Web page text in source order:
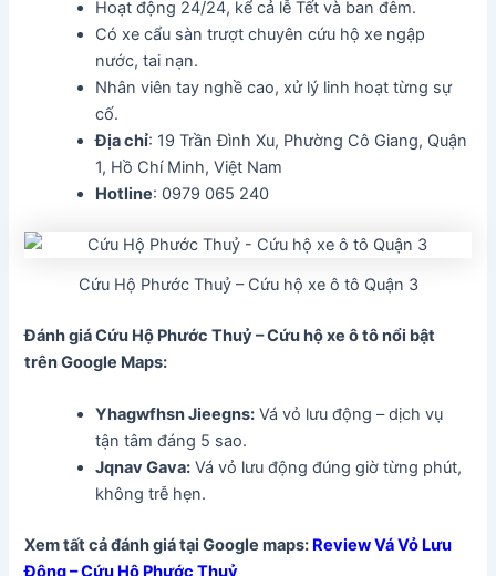
Hoạt động 24/24, kể cả lễ Tết và ban đêm.
Có xe cẩu sàn trượt chuyên cứu hộ xe ngập
nước, tai nạn.
Nhân viên tay nghề cao, xử lý linh hoạt từng sự
cố.
Địa chỉ: 19 Trần Đình Xu, Phường Cô Giang, Quận
1, Hồ Chí Minh, Việt Nam
Hotline: 0979 065 240
Cứu Hộ Phước Thuỷ – Cứu hộ xe ô tô Quận 3
Đánh giá Cứu Hộ Phước Thuỷ – Cứu hộ xe ô tô nổi bật
trên Google Maps:
Yhagwfhsn Jieegns: Vá vỏ lưu động – dịch vụ
tận tâm đáng 5 sao.
Jqnav Gava: Vá vỏ lưu động đúng giờ từng phút,
không trễ hẹn.
Xem tất cả đánh giá tại Google maps: Review Vá Vỏ Lưu
Động – Cứu Hộ Phước Thuỷ